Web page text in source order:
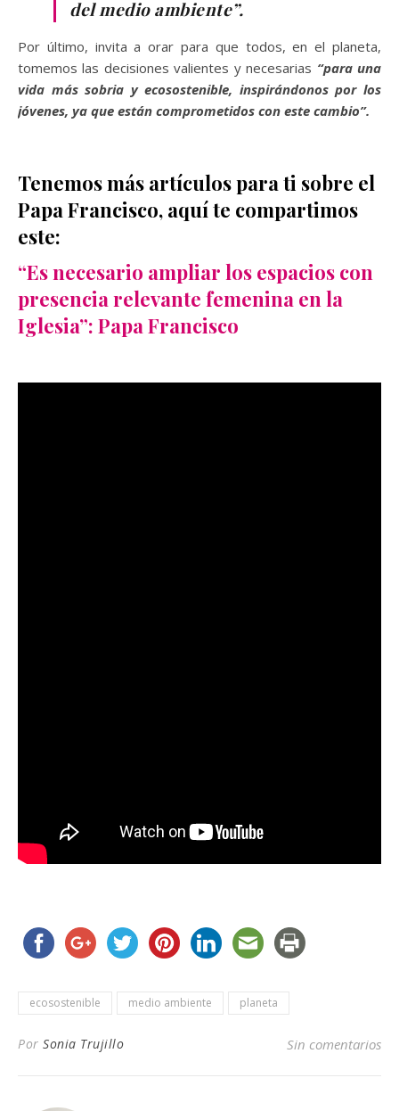
del medio ambiente”.
Por último, invita a orar para que todos, en el planeta,
tomemos las decisiones valientes y necesarias “para una
vida más sobria y ecosostenible, inspirándonos por los
jóvenes, ya que están comprometidos con este cambio”.
Tenemos más artículos para ti sobre el
Papa Francisco, aquí te compartimos
este:
“Es necesario ampliar los espacios con
presencia relevante femenina en la
Iglesia”: Papa Francisco
ecosostenible medio ambiente planeta
Por Sonia Trujillo Sin comentarios